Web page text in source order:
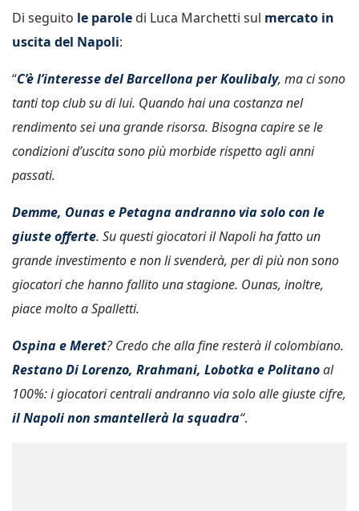
Di seguito le parole di Luca Marchetti sul mercato in
uscita del Napoli:
“C’è l’interesse del Barcellona per Koulibaly, ma ci sono
tanti top club su di lui. Quando hai una costanza nel
rendimento sei una grande risorsa. Bisogna capire se le
condizioni d’uscita sono più morbide rispetto agli anni
passati.
Demme, Ounas e Petagna andranno via solo con le
giuste offerte. Su questi giocatori il Napoli ha fatto un
grande investimento e non li svenderà, per di più non sono
giocatori che hanno fallito una stagione. Ounas, inoltre,
piace molto a Spalletti.
Ospina e Meret? Credo che alla fine resterà il colombiano.
Restano Di Lorenzo, Rrahmani, Lobotka e Politanoal
100%: i giocatori centrali andranno via solo alle giuste cifre,
il Napoli non smantellerà la squadra“.